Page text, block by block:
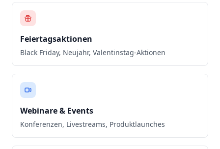
Feiertagsaktionen
Black Friday, Neujahr, Valentinstag-Aktionen
Webinare & Events
Konferenzen, Livestreams, Produktlaunches